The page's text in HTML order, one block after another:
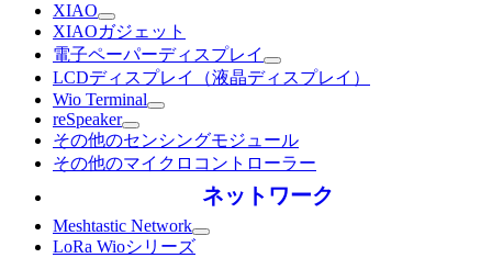
XIAO
XIAOガジェット
電子ペーパーディスプレイ
LCDディスプレイ（液晶ディスプレイ）
Wio Terminal
reSpeaker
その他のセンシングモジュール
その他のマイクロコントローラー
ネットワーク
Meshtastic Network
LoRa Wioシリーズ